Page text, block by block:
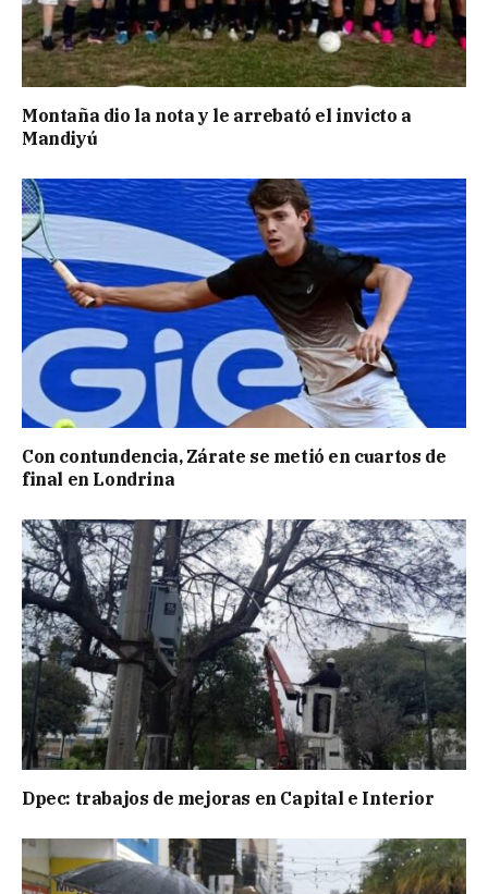
Montaña dio la nota y le arrebató el invicto a
Mandiyú
Con contundencia, Zárate se metió en cuartos de
final en Londrina
Dpec: trabajos de mejoras en Capital e Interior